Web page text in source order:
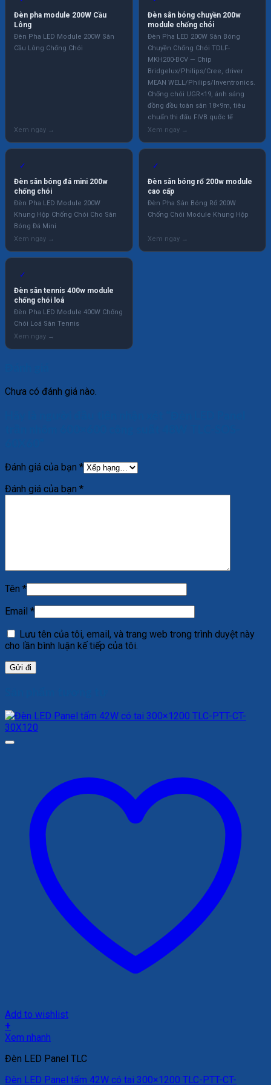
Đèn pha module 200W Cầu
Lông
Đèn Pha LED Module 200W Sân
Cầu Lông Chống Chói
Đèn sân bóng chuyền 200w
module chống chói
Đèn Pha LED 200W Sân Bóng
Chuyền Chống Chói TDLF-
MKH200-BCV — Chip
Bridgelux/Philips/Cree, driver
MEAN WELL/Philips/Inventronics.
Chống chói UGR<19, ánh sáng
đồng đều toàn sân 18×9m, tiêu
chuẩn thi đấu FIVB quốc tế
✓
Đèn sân bóng đá mini 200w
chống chói
Đèn Pha LED Module 200W
Khung Hộp Chống Chói Cho Sân
Bóng Đá Mini
✓
Đèn sân bóng rổ 200w module
cao cấp
Đèn Pha Sân Bóng Rổ 200W
Chống Chói Module Khung Hộp
✓
Đèn sân tennis 400w module
chống chói loá
Đèn Pha LED Module 400W Chống
Chói Loá Sân Tennis
Chưa có đánh giá nào.
Đánh giá của bạn *
Đánh giá của bạn *
Tên *
Email *
Lưu tên của tôi, email, và trang web trong trình duyệt này
cho lần bình luận kế tiếp của tôi.
Add to wishlist
+
Xem nhanh
Đèn LED Panel TLC
Đèn LED Panel tấm 42W có tai 300×1200 TLC-PTT-CT-